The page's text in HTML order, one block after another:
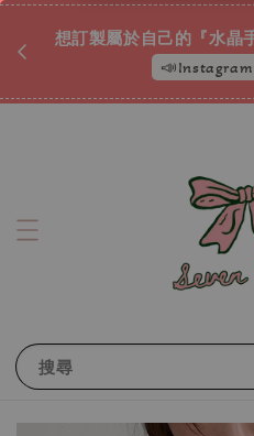
想訂製屬於自己的『水晶
搜尋